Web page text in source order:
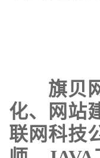
旗贝网
化、 网站
联网科技